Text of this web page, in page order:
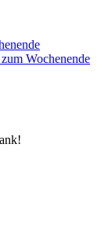
Wochenende